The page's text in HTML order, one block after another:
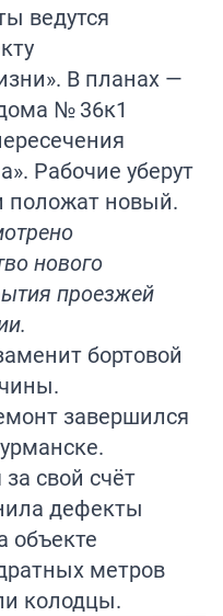
ведутся
В планах —
№ 36к1
Рабочие уберут
положат новый.
нового
проезжей
бортовой
завершился
свой счёт
дефекты
объекте
метров
колодцы.